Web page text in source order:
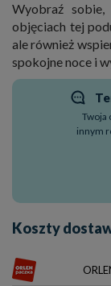
Wyobraź
objęciach tej
ale również
spokojne noce i
Twoja
innym
Koszty